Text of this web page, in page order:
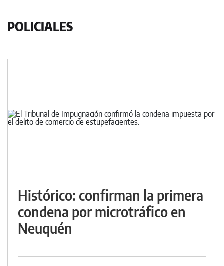
POLICIALES
Histórico: confirman la primera
condena por microtráfico en
Neuquén